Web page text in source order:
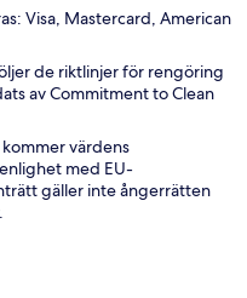
Visa, Mastercard, American
de riktlinjer för rengöring
av Commitment to Clean
värdens
med EU-
gäller inte ångerrätten